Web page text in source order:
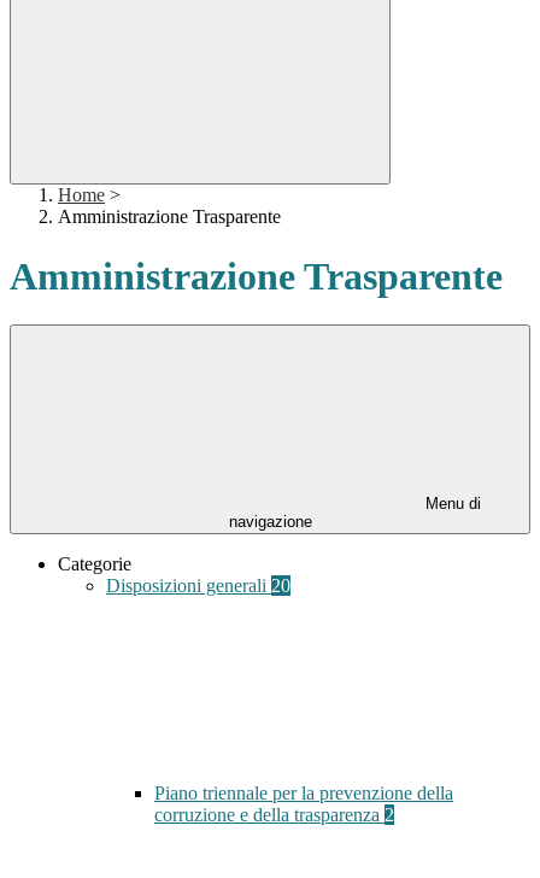
Home >
Amministrazione Trasparente
Amministrazione Trasparente
Menu di
navigazione
Categorie
Disposizioni generali 20
Piano triennale per la prevenzione della
corruzione e della trasparenza 2